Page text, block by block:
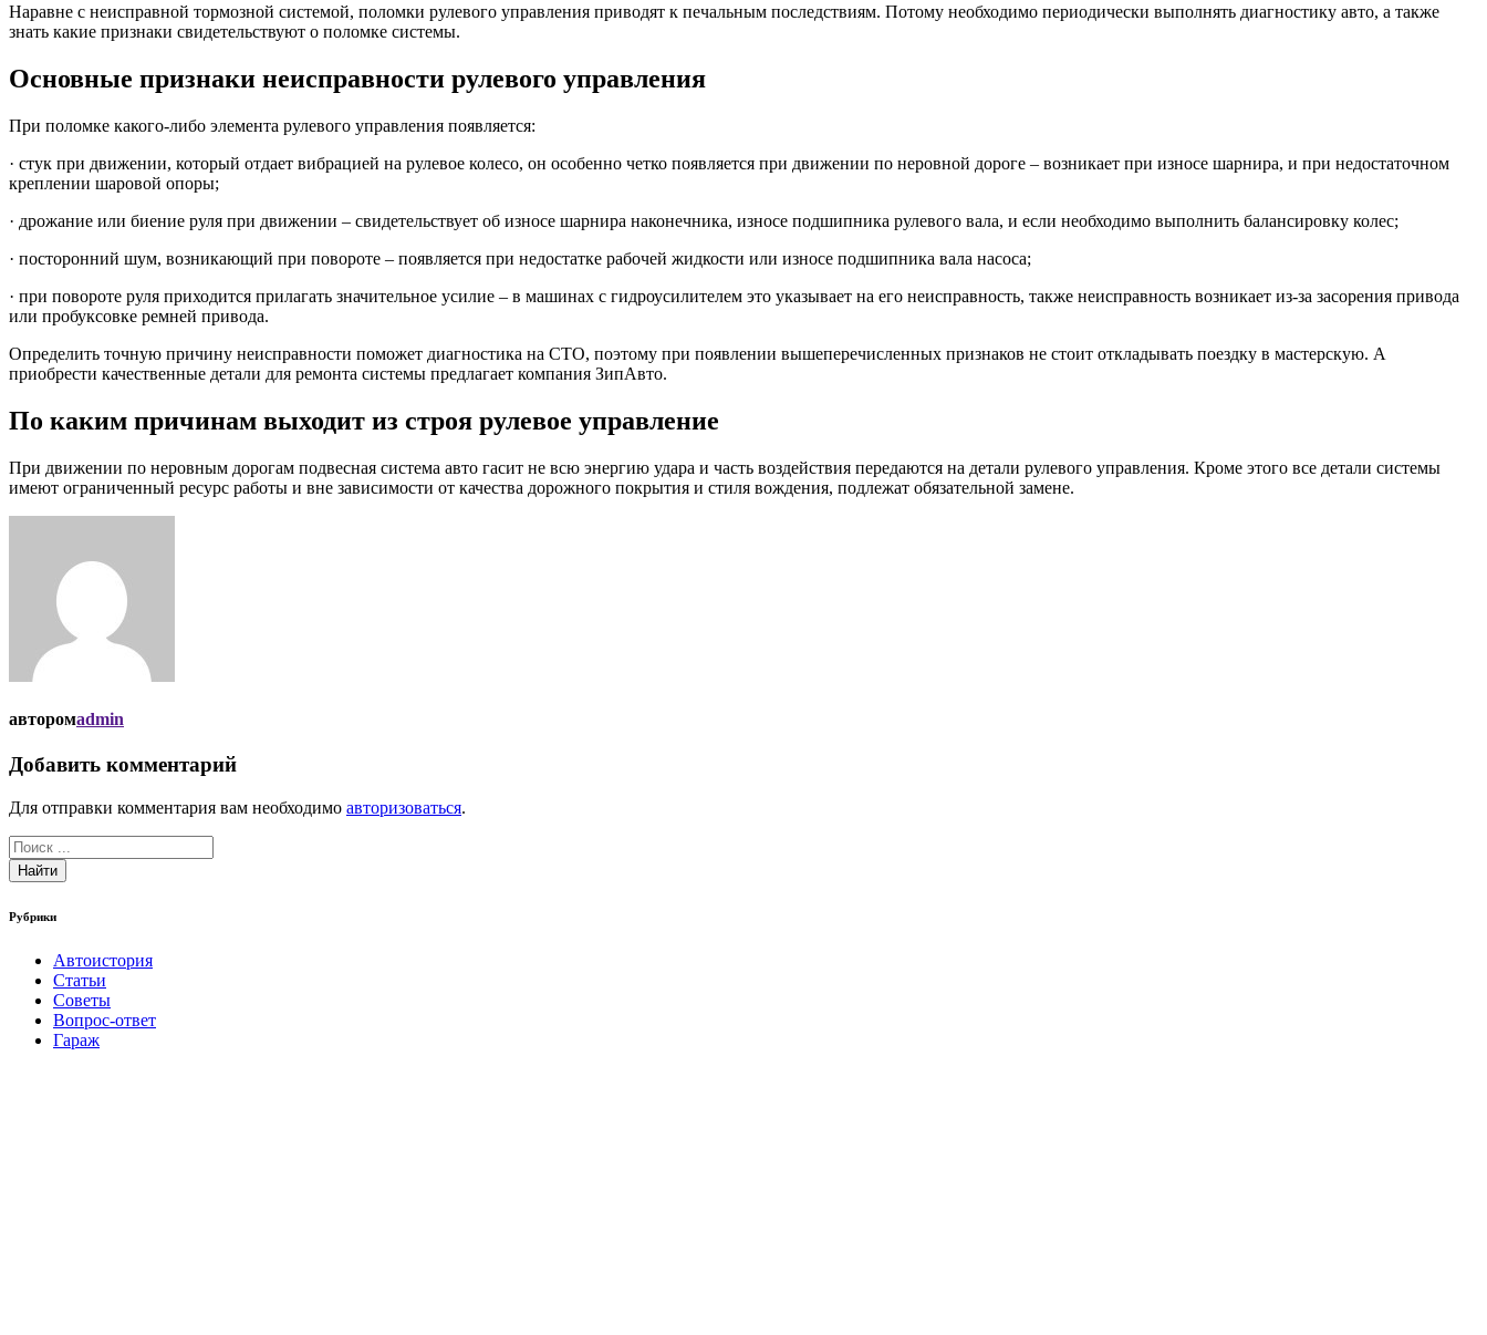
Наравне с неисправной тормозной системой, поломки рулевого управления приводят к печальным последствиям. Потому необходимо периодически выполнять диагностику авто, а также
знать какие признаки свидетельствуют о поломке системы.
Основные признаки неисправности рулевого управления
При поломке какого-либо элемента рулевого управления появляется:
· стук при движении, который отдает вибрацией на рулевое колесо, он особенно четко появляется при движении по неровной дороге – возникает при износе шарнира, и при недостаточном
креплении шаровой опоры;
· дрожание или биение руля при движении – свидетельствует об износе шарнира наконечника, износе подшипника рулевого вала, и если необходимо выполнить балансировку колес;
· посторонний шум, возникающий при повороте – появляется при недостатке рабочей жидкости или износе подшипника вала насоса;
· при повороте руля приходится прилагать значительное усилие – в машинах с гидроусилителем это указывает на его неисправность, также неисправность возникает из-за засорения привода
или пробуксовке ремней привода.
Определить точную причину неисправности поможет диагностика на СТО, поэтому при появлении вышеперечисленных признаков не стоит откладывать поездку в мастерскую. А
приобрести качественные детали для ремонта системы предлагает компания ЗипАвто.
По каким причинам выходит из строя рулевое управление
При движении по неровным дорогам подвесная система авто гасит не всю энергию удара и часть воздействия передаются на детали рулевого управления. Кроме этого все детали системы
имеют ограниченный ресурс работы и вне зависимости от качества дорожного покрытия и стиля вождения, подлежат обязательной замене.
авторомadmin
Добавить комментарий
Для отправки комментария вам необходимо авторизоваться.
Найти
Рубрики
Автоистория
Статьи
Советы
Вопрос-ответ
Гараж